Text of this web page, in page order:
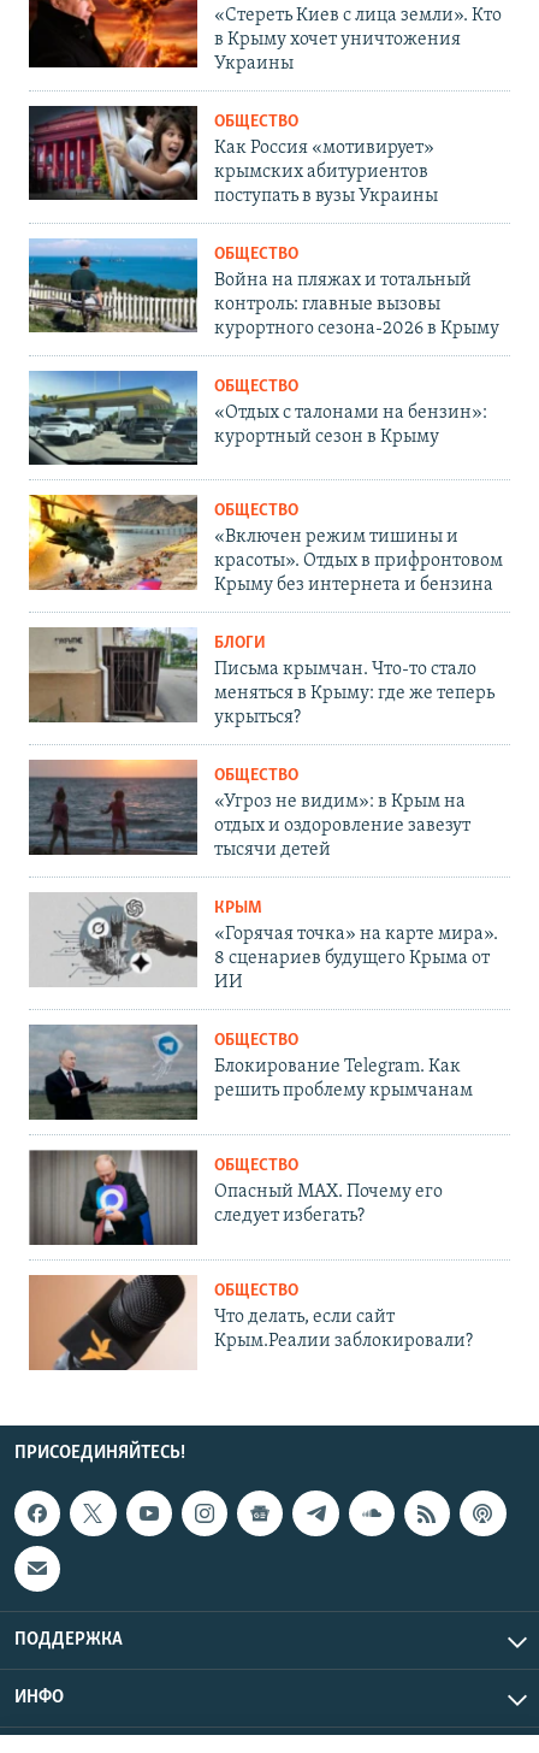
«Стереть Киев с лица земли». Кто
в Крыму хочет уничтожения
Украины
ОБЩЕСТВО
Как Россия «мотивирует»
крымских абитуриентов
поступать в вузы Украины
ОБЩЕСТВО
Война на пляжах и тотальный
контроль: главные вызовы
курортного сезона-2026 в Крыму
ОБЩЕСТВО
«Отдых с талонами на бензин»:
курортный сезон в Крыму
ОБЩЕСТВО
«Включен режим тишины и
красоты». Отдых в прифронтовом
Крыму без интернета и бензина
БЛОГИ
Письма крымчан. Что-то стало
меняться в Крыму: где же теперь
укрыться?
ОБЩЕСТВО
«Угроз не видим»: в Крым на
отдых и оздоровление завезут
тысячи детей
КРЫМ
«Горячая точка» на карте мира».
8 сценариев будущего Крыма от
ИИ
ОБЩЕСТВО
Блокирование Telegram. Как
решить проблему крымчанам
ОБЩЕСТВО
Опасный MAX. Почему его
следует избегать?
ОБЩЕСТВО
Что делать, если сайт
Крым.Реалии заблокировали?
ПРИСОЕДИНЯЙТЕСЬ!
ПОДДЕРЖКА
ИНФО